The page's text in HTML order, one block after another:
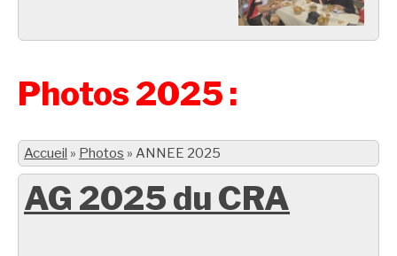
Photos 2025 :
Accueil » Photos » ANNEE 2025
AG 2025 du CRA